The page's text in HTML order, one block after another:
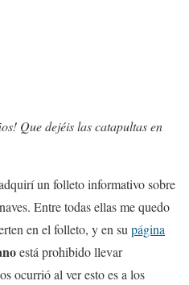
Que dejéis las catapultas en
un folleto informativo sobre
Entre todas ellas me quedo
en el folleto, y en supágina
está prohibido llevar
ocurrió al ver esto es a los